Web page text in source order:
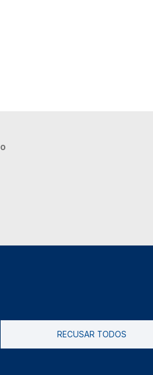
principal
Cookies Política
RECUSAR TODOS